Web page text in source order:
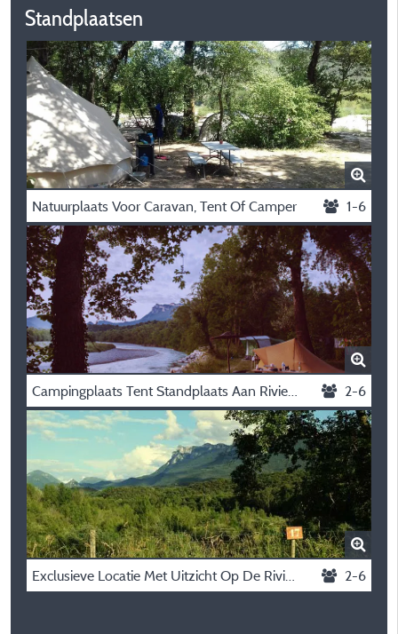
Standplaatsen
Natuurplaats Voor Caravan, Tent Of Camper 1-6
Campingplaats Tent Standplaats Aan Rivier Drôme 2-6
Exclusieve Locatie Met Uitzicht Op De Rivier En De Bergen. Caravan, Tent Of Camper 2-6